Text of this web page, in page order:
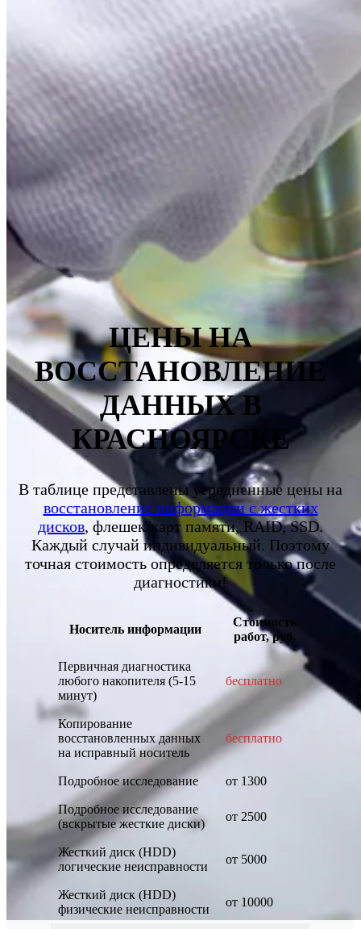
ЦЕНЫ НА
ВОССТАНОВЛЕНИЕ
ДАННЫХ В
КРАСНОЯРСКЕ
В таблице представлены усредненные цены на
восстановление информации с жестких
дисков, флешек/карт памяти, RAID, SSD.
Каждый случай индивидуальный. Поэтому
точная стоимость определяется только после
диагностики!
Носитель информации
Стоимость
работ, руб.
Первичная диагностика
любого накопителя (5-15
минут)
бесплатно
Копирование
восстановленных данных
на исправный носитель
бесплатно
Подробное исследование от 1300
Подробное исследование
(вскрытые жесткие диски)
от 2500
Жесткий диск (HDD)
логические неисправности
от 5000
Жесткий диск (HDD)
физические неисправности
от 10000